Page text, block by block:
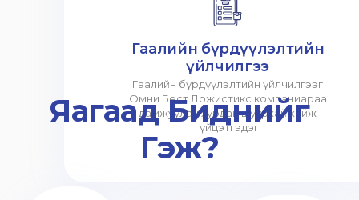
Гаалийн бүрдүүлэлтийн
үйлчилгээ
Гаалийн бүрдүүлэлтийн үйлчилгээг
Омни Бест Ложистикс компаниараа
дамжуулан хурдан шуурхай хийж
гүйцэтгэдэг.
Яагаад Биднийг
Гэж?